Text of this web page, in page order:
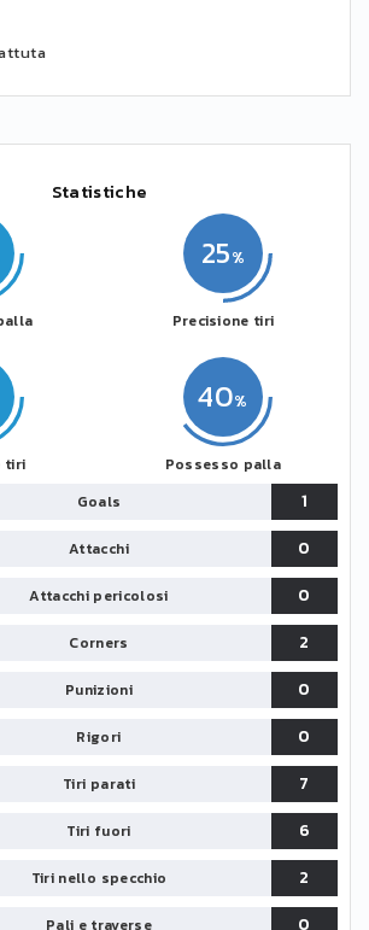
Statistiche
tiri
40
Possesso palla
25
Precisione tiri
Goals
1
Attacchi
0
Attacchi pericolosi
0
Corners
2
Punizioni
0
Rigori
0
Tiri parati
7
Tiri fuori
6
Tiri nello specchio
2
Pali e traverse 0